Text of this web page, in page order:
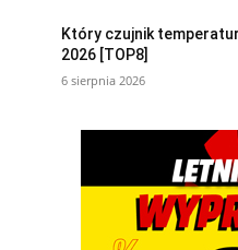
Który czujnik
2026 [TOP8]
6 sierpnia 2026